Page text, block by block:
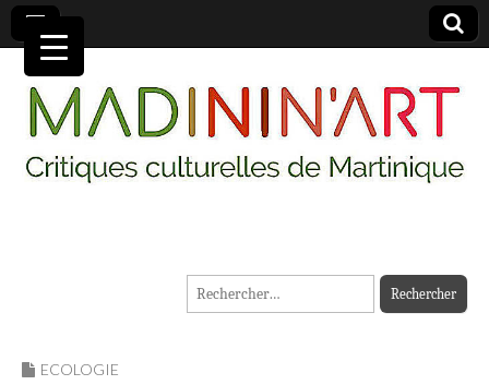
MADININ'ART
Rechercher :
ECOLOGIE